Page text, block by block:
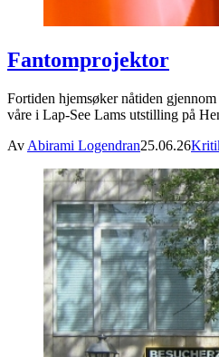
Fantomprojektor
Fortiden hjemsøker nåtiden
våre i Lap-See Lams utstilling på
Av Abirami Logendran25.06.26